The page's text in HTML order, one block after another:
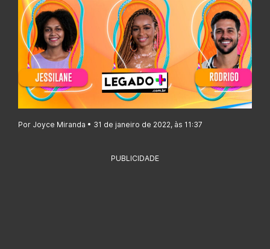
Por Joyce Miranda • 31 de janeiro de 2022, às 11:37
PUBLICIDADE